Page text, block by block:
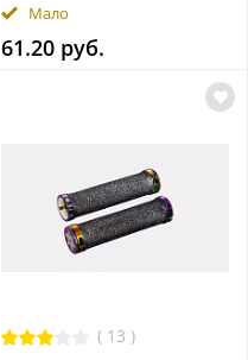
Мало
61.20 руб.
(13 )